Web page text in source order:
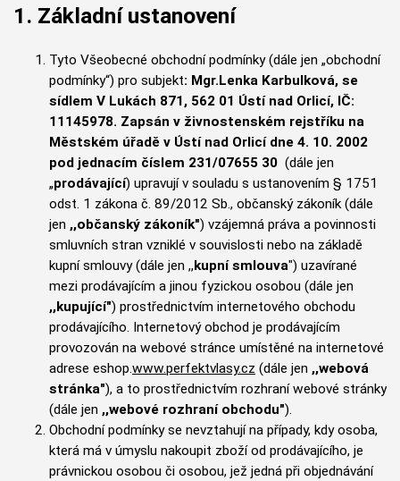
1. Základní ustanovení
Tyto Všeobecné obchodní podmínky (dále jen „obchodní
podmínky“) pro subjekt: Mgr.Lenka Karbulková, se
sídlem V Lukách 871, 562 01 Ústí nad Orlicí, IČ:
11145978. Zapsán v živnostenském rejstříku na
Městském úřadě v Ústí nad Orlicídne 4. 10. 2002
pod jednacím číslem 231/07655 30 (dále jen
„prodávající) upravují v souladu s ustanovením § 1751
odst. 1 zákona č. 89/2012 Sb., občanský zákoník (dále
jen ,,občanský zákoník") vzájemná práva a povinnosti
smluvních stran vzniklé v souvislosti nebo na základě
kupní smlouvy (dále jen ,,kupní smlouva") uzavírané
mezi prodávajícím a jinou fyzickou osobou (dále jen
,,kupující") prostřednictvím internetového obchodu
prodávajícího. Internetový obchod je prodávajícím
provozován na webové stránce umístěné na internetové
adrese eshop.www.perfektvlasy.cz (dále jen ,,webová
stránka"), a to prostřednictvím rozhraní webové stránky
(dále jen ,,webové rozhraní obchodu").
Obchodní podmínky se nevztahují na případy, kdy osoba,
která má v úmyslu nakoupit zboží od prodávajícího, je
právnickou osobou či osobou, jež jedná při objednávání